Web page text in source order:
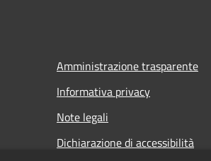
Amministrazione trasparente
Informativa privacy
Note legali
Dichiarazione di accessibilità